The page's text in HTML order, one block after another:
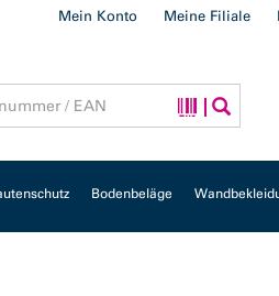
Mein Konto Meine Filiale
Bodenbeläge